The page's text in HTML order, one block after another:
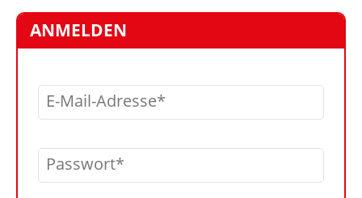
VIDEOS
BIBLIOTHEK
KRAN & BÜHNE
ANMELDEN
E-Mail-Adresse
Passwort